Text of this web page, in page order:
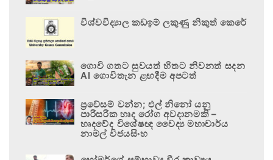
විශ්වවිද්‍යාල කඩඉම් ලකුණු නිකුත් කෙරේ
ගොවි ගතට සුවයත් හිතට නිවනත් සදන
AI ගොවිතැන ළඟදීම අපටත්
ප්‍රවේසම් වන්න; එල් නිනෝ යනු
පාරිසරික හෘද රෝග අවදානමකි –
හෘදවේද විශේෂඥ වෛද්‍ය මහාචාර්ය
නාමල් විජයසිංහ